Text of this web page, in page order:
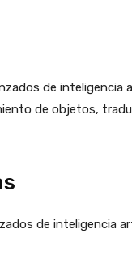
de inteligencia
de objetos,
de inteligencia